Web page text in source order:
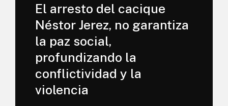
El arresto del cacique
Néstor Jerez, no garantiza
la paz social,
profundizando la
conflictividad y la
violencia